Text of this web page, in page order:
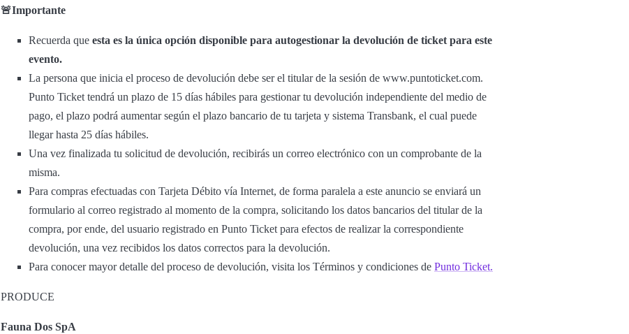
🚨Importante
Recuerda que esta es la única opción disponible para autogestionar la devolución de ticket para este
evento.
La persona que inicia el proceso de devolución debe ser el titular de la sesión de www.puntoticket.com.
Punto Ticket tendrá un plazo de 15 días hábiles para gestionar tu devolución independiente del medio de
pago, el plazo podrá aumentar según el plazo bancario de tu tarjeta y sistema Transbank, el cual puede
llegar hasta 25 días hábiles.
Una vez finalizada tu solicitud de devolución, recibirás un correo electrónico con un comprobante de la
misma.
Para compras efectuadas con Tarjeta Débito vía Internet, de forma paralela a este anuncio se enviará un
formulario al correo registrado al momento de la compra, solicitando los datos bancarios del titular de la
compra, por ende, del usuario registrado en Punto Ticket para efectos de realizar la correspondiente
devolución, una vez recibidos los datos correctos para la devolución.
Para conocer mayor detalle del proceso de devolución, visita los Términos y condiciones de Punto Ticket.
PRODUCE
Fauna Dos SpA